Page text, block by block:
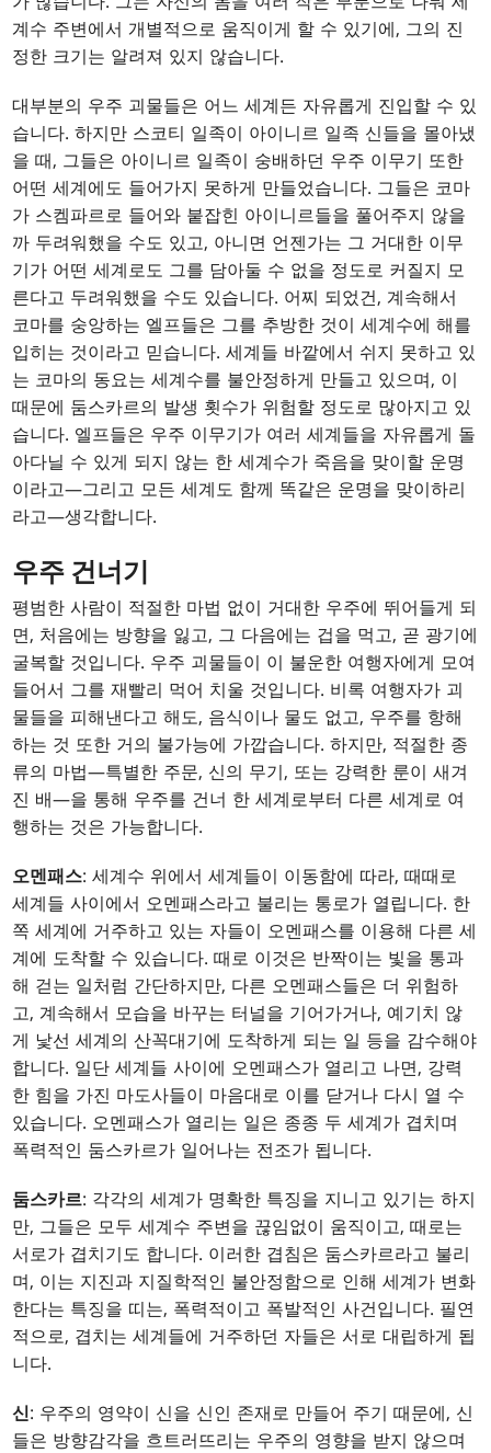
계수 주변에서 개별적으로 움직이게 할 수 있기에, 그의 진
정한 크기는 알려져 있지 않습니다.
대부분의 우주 괴물들은 어느 세계든 자유롭게 진입할 수 있
습니다. 하지만 스코티 일족이 아이니르 일족 신들을 몰아냈
을 때, 그들은 아이니르 일족이 숭배하던 우주 이무기 또한
어떤 세계에도 들어가지 못하게 만들었습니다. 그들은 코마
가 스켐파르로 들어와 붙잡힌 아이니르들을 풀어주지 않을
까 두려워했을 수도 있고, 아니면 언젠가는 그 거대한 이무
기가 어떤 세계로도 그를 담아둘 수 없을 정도로 커질지 모
른다고 두려워했을 수도 있습니다. 어찌 되었건, 계속해서
코마를 숭앙하는 엘프들은 그를 추방한 것이 세계수에 해를
입히는 것이라고 믿습니다. 세계들 바깥에서 쉬지 못하고 있
는 코마의 동요는 세계수를 불안정하게 만들고 있으며, 이
때문에 둠스카르의 발생 횟수가 위험할 정도로 많아지고 있
습니다. 엘프들은 우주 이무기가 여러 세계들을 자유롭게 돌
아다닐 수 있게 되지 않는 한 세계수가 죽음을 맞이할 운명
이라고—그리고 모든 세계도 함께 똑같은 운명을 맞이하리
라고—생각합니다.
우주 건너기
평범한 사람이 적절한 마법 없이 거대한 우주에 뛰어들게 되
면, 처음에는 방향을 잃고, 그 다음에는 겁을 먹고, 곧 광기에
굴복할 것입니다. 우주 괴물들이 이 불운한 여행자에게 모여
들어서 그를 재빨리 먹어 치울 것입니다. 비록 여행자가 괴
물들을 피해낸다고 해도, 음식이나 물도 없고, 우주를 항해
하는 것 또한 거의 불가능에 가깝습니다. 하지만, 적절한 종
류의 마법—특별한 주문, 신의 무기, 또는 강력한 룬이 새겨
진 배—을 통해 우주를 건너 한 세계로부터 다른 세계로 여
행하는 것은 가능합니다.
오멘패스: 세계수 위에서 세계들이 이동함에 따라, 때때로
세계들 사이에서 오멘패스라고 불리는 통로가 열립니다. 한
쪽 세계에 거주하고 있는 자들이 오멘패스를 이용해 다른 세
계에 도착할 수 있습니다. 때로 이것은 반짝이는 빛을 통과
해 걷는 일처럼 간단하지만, 다른 오멘패스들은 더 위험하
고, 계속해서 모습을 바꾸는 터널을 기어가거나, 예기치 않
게 낯선 세계의 산꼭대기에 도착하게 되는 일 등을 감수해야
합니다. 일단 세계들 사이에 오멘패스가 열리고 나면, 강력
한 힘을 가진 마도사들이 마음대로 이를 닫거나 다시 열 수
있습니다. 오멘패스가 열리는 일은 종종 두 세계가 겹치며
폭력적인 둠스카르가 일어나는 전조가 됩니다.
둠스카르: 각각의 세계가 명확한 특징을 지니고 있기는 하지
만, 그들은 모두 세계수 주변을 끊임없이 움직이고, 때로는
서로가 겹치기도 합니다. 이러한 겹침은 둠스카르라고 불리
며, 이는 지진과 지질학적인 불안정함으로 인해 세계가 변화
한다는 특징을 띠는, 폭력적이고 폭발적인 사건입니다. 필연
적으로, 겹치는 세계들에 거주하던 자들은 서로 대립하게 됩
니다.
신: 우주의 영약이 신을 신인 존재로 만들어 주기 때문에, 신
들은 방향감각을 흐트러뜨리는 우주의 영향을 받지 않으며